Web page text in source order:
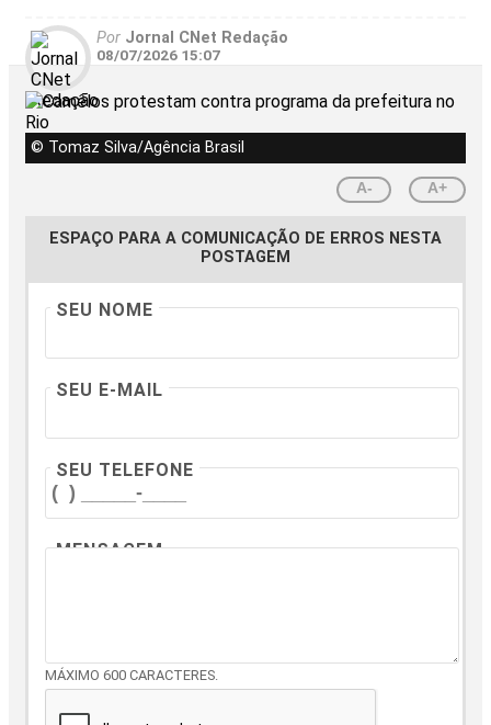
Por Jornal CNet Redação
08/07/2026 15:07
© Tomaz Silva/Agência Brasil
A- A+
ESPAÇO PARA A COMUNICAÇÃO DE ERROS NESTA
POSTAGEM
SEU NOME
SEU E-MAIL
SEU TELEFONE
MENSAGEM
MÁXIMO 600 CARACTERES.